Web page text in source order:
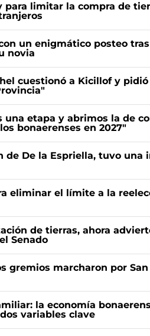
para limitar la compra de
un enigmático posteo
novia
cuestionó a Kicillof y
una etapa y abrimos la de
bonaerenses en 2027"
de De la Espriella, tuvo una
eliminar el límite a la
de tierras, ahora
Senado
gremios marcharon por
la economía
variables clave